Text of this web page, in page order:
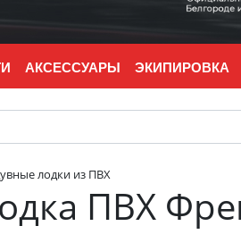
АКСЕССУАРЫ ЭКИПИРОВКА
лодки из ПВХ
ПВХ